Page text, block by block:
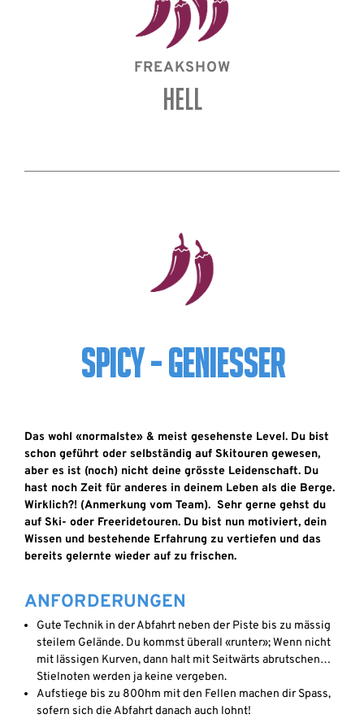
FREAKSHOW
HELL
SPICY - GENIESSER
Das wohl «normalste» & meist gesehenste Level. Du bist
schon geführt oder selbständig auf Skitouren gewesen,
aber es ist (noch) nicht deine grösste Leidenschaft. Du
hast noch Zeit für anderes in deinem Leben als die Berge.
Wirklich?! (Anmerkung vom Team). Sehr gerne gehst du
auf Ski- oder Freeridetouren. Du bist nun motiviert, dein
Wissen und bestehende Erfahrung zu vertiefen und das
bereits gelernte wieder auf zu frischen.
ANFORDERUNGEN
Gute Technik in der Abfahrt neben der Piste bis zu mässig
steilem Gelände. Du kommst überall «runter»; Wenn nicht
mit lässigen Kurven, dann halt mit Seitwärts abrutschen…
Stielnoten werden ja keine vergeben.
Aufstiege bis zu 800hm mit den Fellen machen dir Spass,
sofern sich die Abfahrt danach auch lohnt!